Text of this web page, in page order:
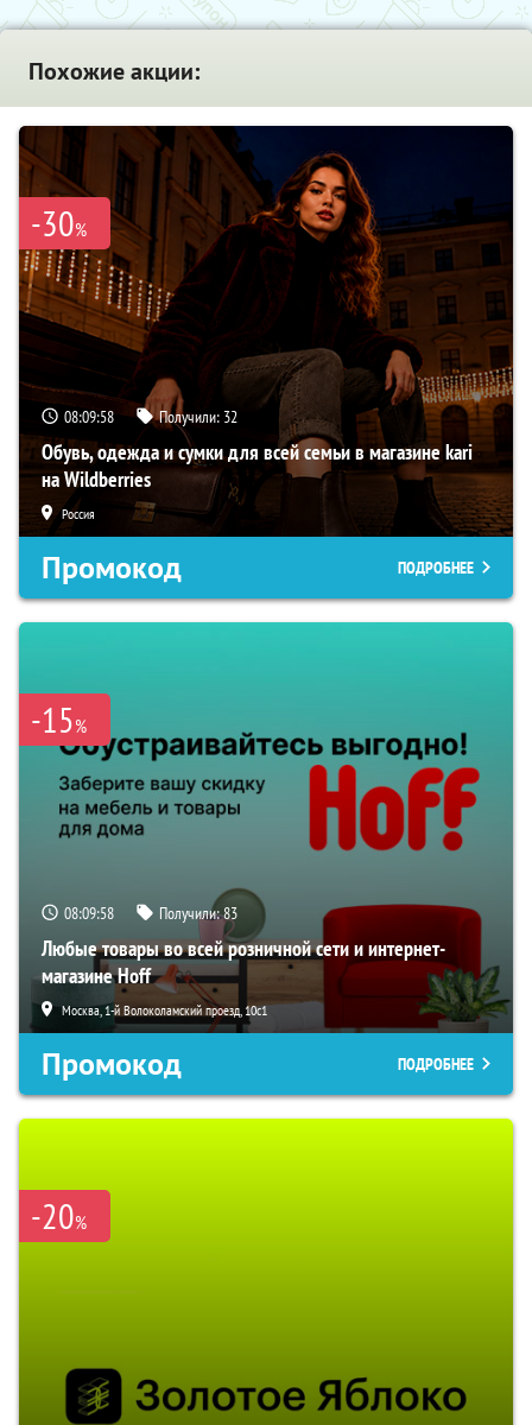
Похожие акции:
-30%
08:09:57 Получили: 32
Обувь, одежда и сумки для всей семьи в магазине kari
на Wildberries
Россия
Промокод ПОДРОБНЕЕ
-15%
08:09:57 Получили:83
Любые товары во всей розничной сети и интернет-
магазине Hoff
Москва, 1-й Волоколамский проезд, 10с1
Промокод ПОДРОБНЕЕ
-20%